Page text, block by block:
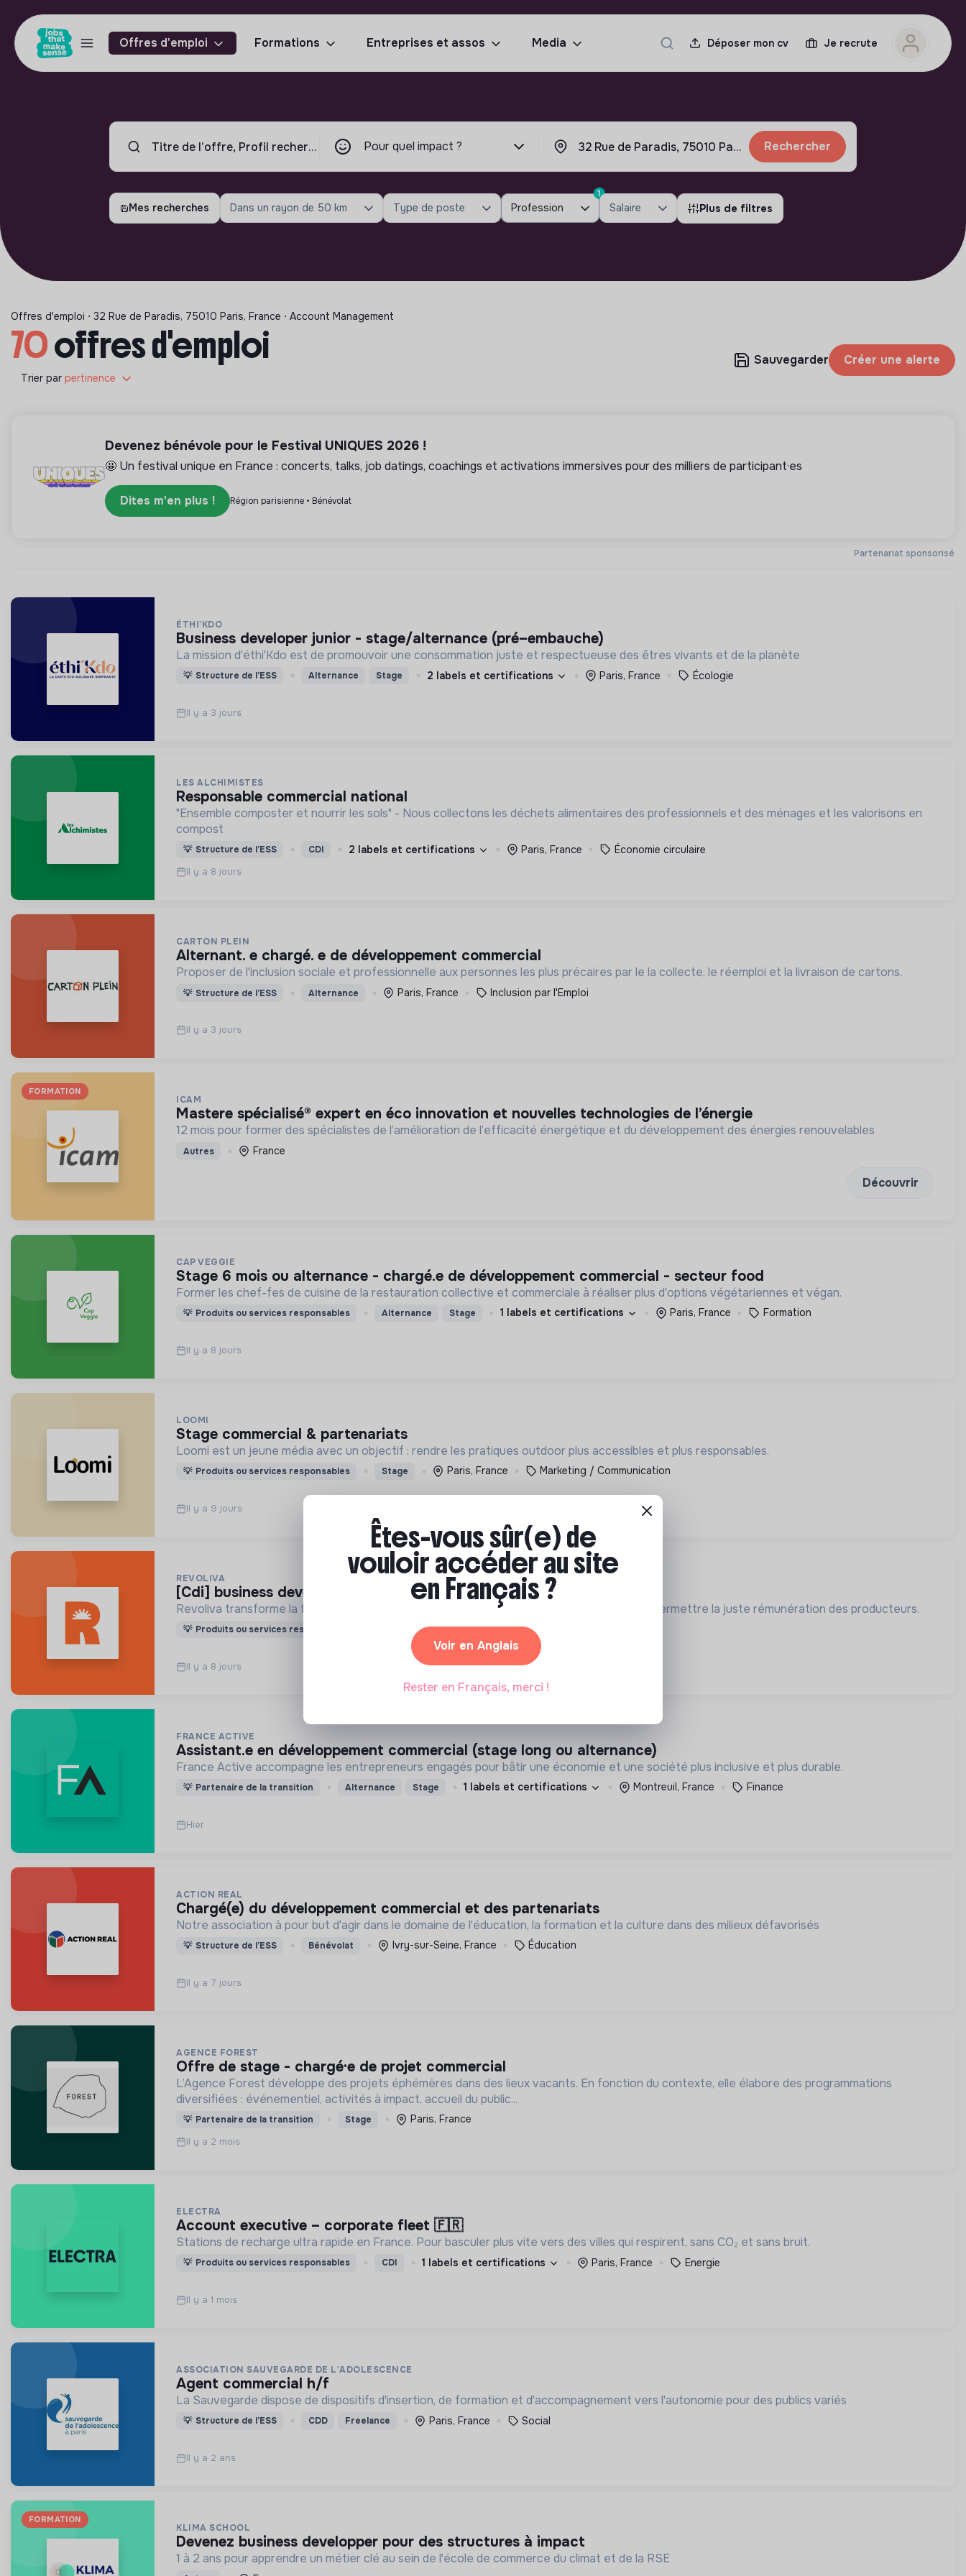
Offres d'emploi Formations Entreprises et assos Media Déposer mon cv Je recrute
Pour quel impact ? Rechercher
Mes recherches Dans un rayon de 50 km Type de poste Profession
1
Salaire Plus de filtres
Offres d'emploi ⋅ 32 Rue de Paradis, 75010 Paris, France ⋅ Account Management
70offres d'emploi
Trier par pertinence
Sauvegarder Créer une alerte
Partenariat sponsorisé
Devenez bénévole pour le Festival UNIQUES 2026 !
🤩 Un festival unique en France : concerts, talks, job datings, coachings et activations immersives pour des milliers de participant·es
Dites m'en plus ! Région parisienne • Bénévolat
ÉTHI'KDO
business developer junior - stage/alternance (pré–embauche)
La mission d'éthi'Kdo est de promouvoir une consommation juste et respectueuse des êtres vivants et de la planète
💡 Structure de l’ESS Alternance Stage 2 labels et certifications Paris, France Écologie
Il y a 3 jours
LES ALCHIMISTES
responsable commercial national
"Ensemble composter et nourrir les sols" - Nous collectons les déchets alimentaires des professionnels et des ménages et les valorisons en
compost
💡 Structure de l’ESS CDI 2 labels et certifications Paris, France Économie circulaire
Il y a 8 jours
CARTON PLEIN
alternant. e chargé. e de développement commercial
Proposer de l'inclusion sociale et professionnelle aux personnes les plus précaires par le la collecte, le réemploi et la livraison de cartons.
💡 Structure de l’ESS Alternance Paris, France Inclusion par l'Emploi
Il y a 3 jours
FORMATION
ICAM
mastere spécialisé® expert en éco innovation et nouvelles technologies de l’énergie
12 mois pour former des spécialistes de l’amélioration de l’efficacité énergétique et du développement des énergies renouvelables
Autres France
Découvrir
CAP VEGGIE
stage 6 mois ou alternance - chargé.e de développement commercial - secteur food
Former les chef-fes de cuisine de la restauration collective et commerciale à réaliser plus d'options végétariennes et végan.
💡 Produits ou services responsables Alternance Stage 1 labels et certifications Paris, France Formation
Il y a 8 jours
LOOMI
stage commercial & partenariats
Loomi est un jeune média avec un objectif : rendre les pratiques outdoor plus accessibles et plus responsables.
💡 Produits ou services responsables Stage Paris, France Marketing / Communication
Il y a 9 jours
REVOLIVA
[cdi] business developer chr (f/h) - septembre 2026 - paris, france
Revoliva transforme la filière oléicole pour régénérer les sols, restaurer la biodiversité et permettre la juste rémunération des producteurs.
💡 Produits ou services responsables Paris, France Agriculture
Il y a 8 jours
FRANCE ACTIVE
assistant.e en développement commercial (stage long ou alternance)
France Active accompagne les entrepreneurs engagés pour bâtir une économie et une société plus inclusive et plus durable.
💡 Partenaire de la transition Alternance Stage 1 labels et certifications Montreuil, France Finance
Hier
ACTION REAL
chargé(e) du développement commercial et des partenariats
Notre association à pour but d'agir dans le domaine de l'éducation, la formation et la culture dans des milieux défavorisés
💡 Structure de l’ESS Bénévolat Ivry-sur-Seine, France Éducation
Il y a 7 jours
AGENCE FOREST
offre de stage - chargé·e de projet commercial
L’Agence Forest développe des projets éphémères dans des lieux vacants. En fonction du contexte, elle élabore des programmations
diversifiées : événementiel, activités à impact, accueil du public...
💡 Partenaire de la transition Stage Paris, France
Il y a 2 mois
ELECTRA
account executive – corporate fleet 🇫🇷
Stations de recharge ultra rapide en France. Pour basculer plus vite vers des villes qui respirent, sans CO₂ et sans bruit.
💡 Produits ou services responsables CDI 1 labels et certifications Paris, France Energie
Il y a 1 mois
ASSOCIATION SAUVEGARDE DE L'ADOLESCENCE
agent commercial h/f
La Sauvegarde dispose de dispositifs d'insertion, de formation et d'accompagnement vers l'autonomie pour des publics variés
💡 Structure de l’ESS CDD Freelance Paris, France Social
Il y a 2 ans
FORMATION
KLIMA SCHOOL
devenez business developper pour des structures à impact
1 à 2 ans pour apprendre un métier clé au sein de l'école de commerce du climat et de la RSE
Êtes-vous sûr(e) de
vouloir accéder au site
en Français ?
Voir en Anglais
Rester en Français, merci !